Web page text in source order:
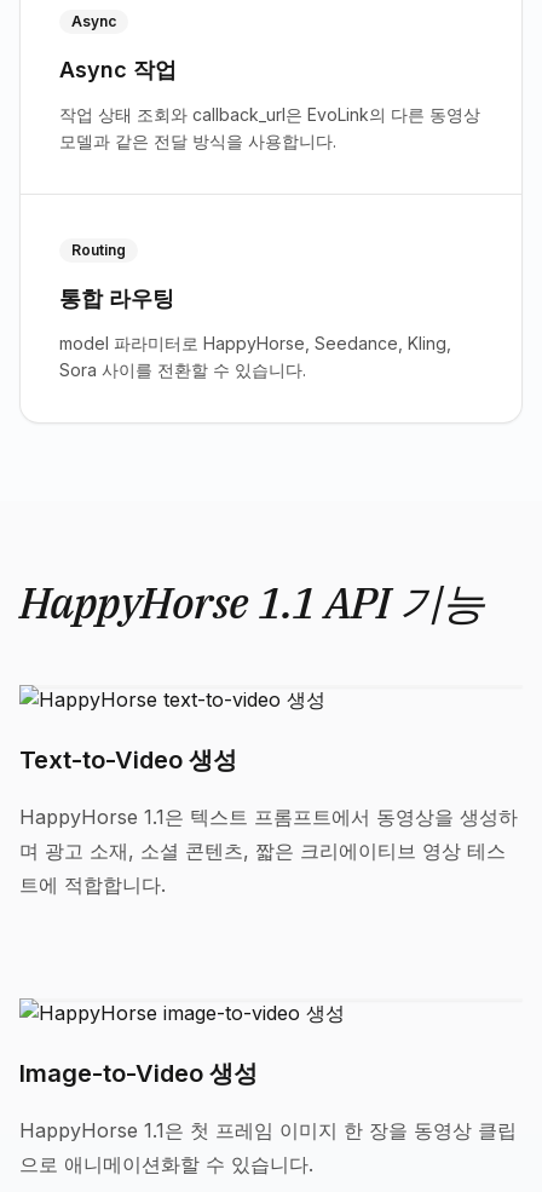
Async
Async 작업
작업 상태 조회와 callback_url은 EvoLink의 다른 동영상
모델과 같은 전달 방식을 사용합니다.
Routing
통합 라우팅
model 파라미터로 HappyHorse, Seedance, Kling,
Sora 사이를 전환할 수 있습니다.
HappyHorse 1.1 API 기능
Text-to-Video 생성
HappyHorse 1.1은 텍스트 프롬프트에서 동영상을 생성하
며 광고 소재, 소셜 콘텐츠, 짧은 크리에이티브 영상 테스
트에 적합합니다.
Image-to-Video 생성
HappyHorse 1.1은 첫 프레임 이미지 한 장을 동영상 클립
으로 애니메이션화할 수 있습니다.